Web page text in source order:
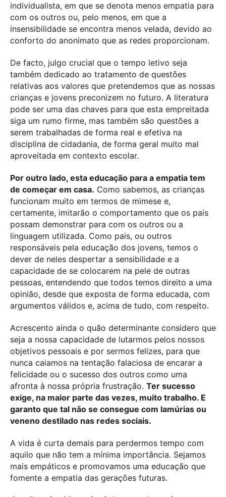
individualista, em que se denota menos empatia para
com os outros ou, pelo menos, em que a
insensibilidade se encontra menos velada, devido ao
conforto do anonimato que as redes proporcionam.
De facto, julgo crucial que o tempo letivo seja
também dedicado ao tratamento de questões
relativas aos valores que pretendemos que as nossas
crianças e jovens preconizem no futuro. A literatura
pode ser uma das chaves para que esta empreitada
siga um rumo firme, mas também são questões a
serem trabalhadas de forma real e efetiva na
disciplina de cidadania, de forma geral muito mal
aproveitada em contexto escolar.
Por outro lado, esta educação para a empatia tem
de começar em casa. Como sabemos, as crianças
funcionam muito em termos de mimese e,
certamente, imitarão o comportamento que os pais
possam demonstrar para com os outros ou a
linguagem utilizada. Como pais, ou outros
responsáveis pela educação dos jovens, temos o
dever de neles despertar a sensibilidade e a
capacidade de se colocarem na pele de outras
pessoas, entendendo que todos temos direito a uma
opinião, desde que exposta de forma educada, com
argumentos válidos e, acima de tudo, com respeito.
Acrescento ainda o quão determinante considero que
seja a nossa capacidade de lutarmos pelos nossos
objetivos pessoais e por sermos felizes, para que
nunca caiamos na tentação falaciosa de encarar a
felicidade ou o sucesso dos outros como uma
afronta à nossa própria frustração. Ter sucesso
exige, na maior parte das vezes, muito trabalho. E
garanto que tal não se consegue com lamúrias ou
veneno destilado nas redes sociais.
A vida é curta demais para perdermos tempo com
aquilo que não tem a mínima importância. Sejamos
mais empáticos e promovamos uma educação que
fomente a empatia das gerações futuras.